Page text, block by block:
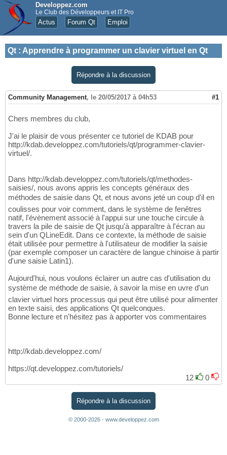
Developpez.com
Le Club des Développeurs et IT Pro
Actus Forum Qt Emploi
Qt : Apprendre à programmer un clavier virtuel en Qt
Répondre à la discussion
Community Management, le 20/05/2017 à 04h53 #1
Chers membres du club,
J'ai le plaisir de vous présenter ce tutoriel de KDAB pour
http://kdab.developpez.com/tutoriels/qt/programmer-clavier-
virtuel/.
Dans http://kdab.developpez.com/tutoriels/qt/methodes-
saisies/, nous avons appris les concepts généraux des
méthodes de saisie dans Qt, et nous avons jeté un coup d'il en
coulisses pour voir comment, dans le système de fenêtres
natif, l'évènement associé à l'appui sur une touche circule à
travers la pile de saisie de Qt jusqu'à apparaître à l'écran au
sein d'un QLineEdit. Dans ce contexte, la méthode de saisie
était utilisée pour permettre à l'utilisateur de modifier la saisie
(par exemple composer un caractère de langue chinoise à partir
d'une saisie Latin1).
Aujourd'hui, nous voulons éclairer un autre cas d'utilisation du
système de méthode de saisie, à savoir la mise en uvre d'un
clavier virtuel hors processus qui peut être utilisé pour alimenter
en texte saisi, des applications Qt quelconques.
Bonne lecture et n'hésitez pas à apporter vos commentaires
http://kdab.developpez.com/
https://qt.developpez.com/tutoriels/
12
0
Répondre à la discussion
© 2000-2026 - www.developpez.com